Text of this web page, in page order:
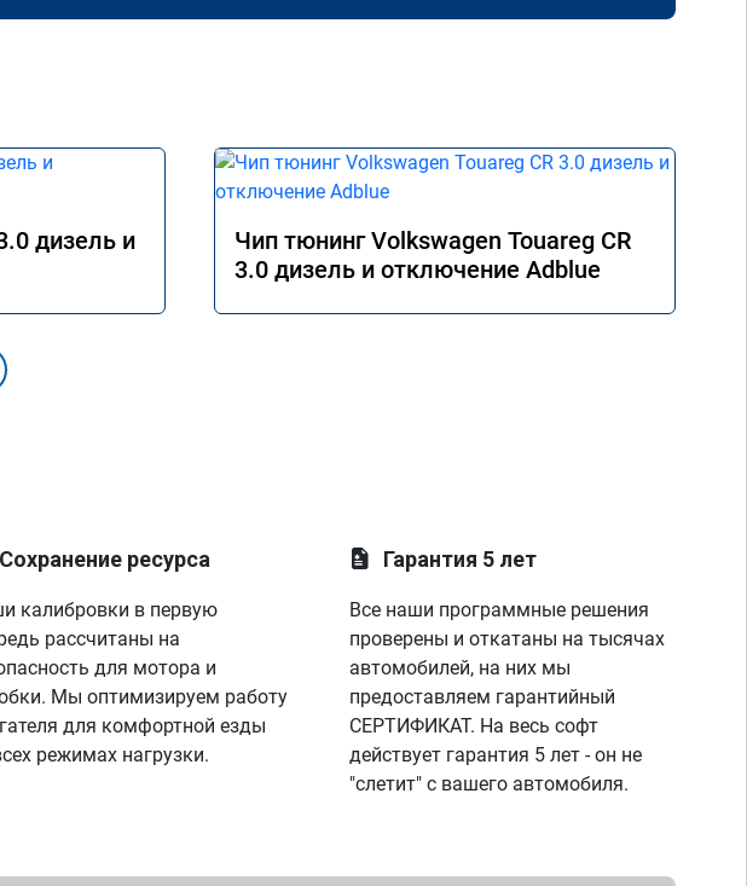
дизель и
Чип тюнинг Volkswagen Touareg CR
3.0 дизель и отключение Adblue
Сохранение ресурса
калибровки в первую
рассчитаны на
для мотора и
Мы оптимизируем работу
для комфортной езды
режимах нагрузки.
Гарантия 5 лет
Все наши программные решения
проверены и откатаны на тысячах
автомобилей, на них мы
предоставляем гарантийный
СЕРТИФИКАТ. На весь софт
действует гарантия 5 лет - он не
"слетит" с вашего автомобиля.